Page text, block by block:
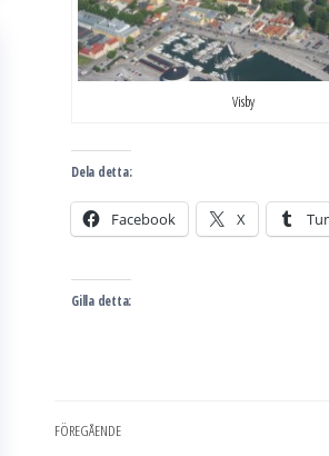
Visby
Dela detta:
Facebook X
Gilla detta:
Inläggsnavigering
Föregående
FÖREGÅENDE